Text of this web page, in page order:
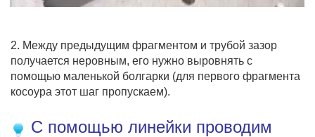
2. Между предыдущим фрагментом и трубой зазор
получается неровным, его нужно выровнять с
помощью маленькой болгарки (для первого фрагмента
косоура этот шаг пропускаем).
С помощью линейки проводим